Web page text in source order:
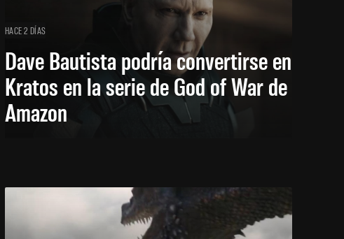
HACE 2 DÍAS
Dave Bautista podría convertirse en
Kratos en la serie de God of War de
Amazon